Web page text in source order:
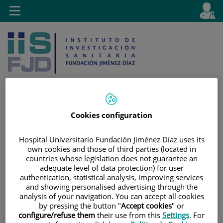
Saltar al contenido
contenido
idioma
activo
es
Toggle
navigation
Cookies configuration
Hospital Universitario Fundación Jiménez Díaz uses its
own cookies and those of third parties (located in
countries whose legislation does not guarantee an
adequate level of data protection) for user
authentication, statistical analysis, improving services
and showing personalised advertising through the
analysis of your navigation. You can accept all cookies
by pressing the button "Accept cookies" or
configure/refuse them their use from this Settings. For